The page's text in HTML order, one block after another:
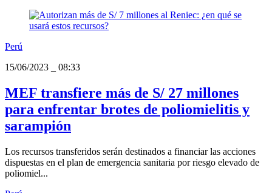
Perú
15/06/2023
08:33
MEF transfiere más de S/ 27 millones
para enfrentar brotes de poliomielitis y
sarampión
Los recursos transferidos serán destinados a financiar las acciones
dispuestas en el plan de emergencia sanitaria por riesgo elevado de
poliomiel...